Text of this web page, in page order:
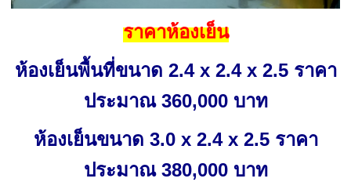
ราคาห้องเย็น
ห้องเย็นพื้นที่ขนาด 2.4 x 2.4 x 2.5 ราคา
ประมาณ 360,000 บาท
ห้องเย็นขนาด 3.0 x 2.4 x 2.5 ราคา
ประมาณ 380,000 บาท